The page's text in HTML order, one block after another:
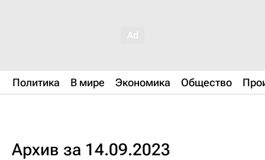
Политика В мире Экономика Общество
Архив за 14.09.2023